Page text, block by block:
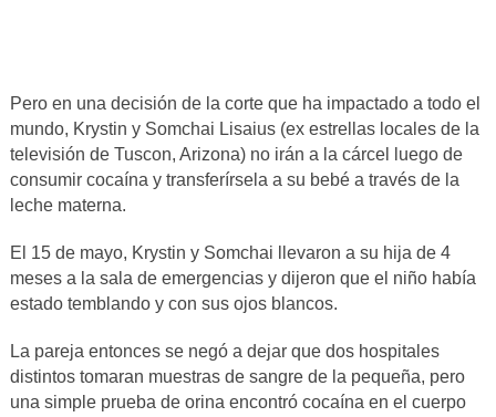
Pero en una decisión de la corte que ha impactado a todo el
mundo, Krystin y Somchai Lisaius (ex estrellas locales de la
televisión de Tuscon, Arizona) no irán a la cárcel luego de
consumir cocaína y transferírsela a su bebé a través de la
leche materna.
El 15 de mayo, Krystin y Somchai llevaron a su hija de 4
meses a la sala de emergencias y dijeron que el niño había
estado temblando y con sus ojos blancos.
La pareja entonces se negó a dejar que dos hospitales
distintos tomaran muestras de sangre de la pequeña, pero
una simple prueba de orina encontró cocaína en el cuerpo